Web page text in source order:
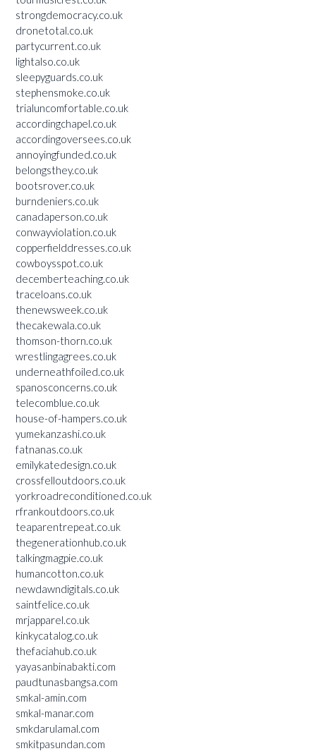
strongdemocracy.co.uk
dronetotal.co.uk
partycurrent.co.uk
lightalso.co.uk
sleepyguards.co.uk
stephensmoke.co.uk
trialuncomfortable.co.uk
accordingchapel.co.uk
accordingoversees.co.uk
annoyingfunded.co.uk
belongsthey.co.uk
bootsrover.co.uk
burndeniers.co.uk
canadaperson.co.uk
conwayviolation.co.uk
copperfielddresses.co.uk
cowboysspot.co.uk
decemberteaching.co.uk
traceloans.co.uk
thenewsweek.co.uk
thecakewala.co.uk
thomson-thorn.co.uk
wrestlingagrees.co.uk
underneathfoiled.co.uk
spanosconcerns.co.uk
telecomblue.co.uk
house-of-hampers.co.uk
yumekanzashi.co.uk
fatnanas.co.uk
emilykatedesign.co.uk
crossfelloutdoors.co.uk
yorkroadreconditioned.co.uk
rfrankoutdoors.co.uk
teaparentrepeat.co.uk
thegenerationhub.co.uk
talkingmagpie.co.uk
humancotton.co.uk
newdawndigitals.co.uk
saintfelice.co.uk
mrjapparel.co.uk
kinkycatalog.co.uk
thefaciahub.co.uk
yayasanbinabakti.com
paudtunasbangsa.com
smkal-amin.com
smkal-manar.com
smkdarulamal.com
smkitpasundan.com